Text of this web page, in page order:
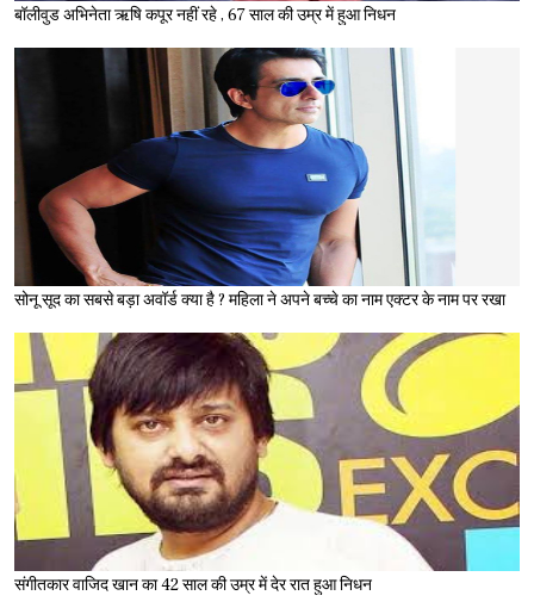
बॉलीवुड अभिनेता ऋषि कपूर नहीं रहे , 67 साल की उम्र में हुआ निधन
सोनू सूद का सबसे बड़ा अवॉर्ड क्या है ? महिला ने अपने बच्चे का नाम एक्टर के नाम पर रखा
संगीतकार वाजिद खान का 42 साल की उम्र में देर रात हुआ निधन